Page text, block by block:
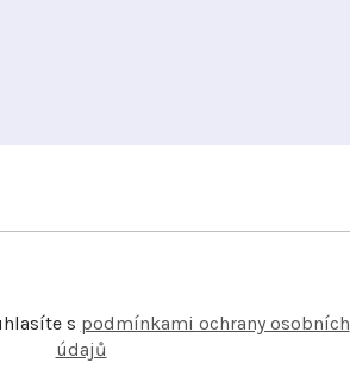
s podmínkami ochrany osobních
údajů